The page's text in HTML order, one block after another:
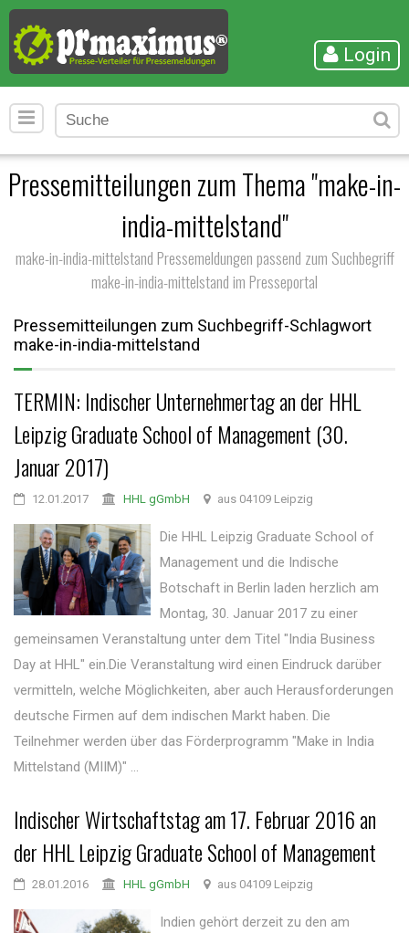
Login
Pressemitteilungen zum Thema "make-in-
india-mittelstand"
make-in-india-mittelstand Pressemeldungen passend zum Suchbegriff
make-in-india-mittelstand im Presseportal
Pressemitteilungen zum Suchbegriff-Schlagwort
make-in-india-mittelstand
TERMIN: Indischer Unternehmertag an der HHL
Leipzig Graduate School of Management (30.
Januar 2017)
12.01.2017 HHL gGmbH aus 04109 Leipzig
Die HHL Leipzig Graduate School of
Management und die Indische
Botschaft in Berlin laden herzlich am
Montag, 30. Januar 2017 zu einer
gemeinsamen Veranstaltung unter dem Titel "India Business
Day at HHL" ein.Die Veranstaltung wird einen Eindruck darüber
vermitteln, welche Möglichkeiten, aber auch Herausforderungen
deutsche Firmen auf dem indischen Markt haben. Die
Teilnehmer werden über das Förderprogramm "Make in India
Mittelstand (MIIM)" ...
Indischer Wirtschaftstag am 17. Februar 2016 an
der HHL Leipzig Graduate School of Management
28.01.2016 HHL gGmbH aus 04109 Leipzig
Indien gehört derzeit zu den am